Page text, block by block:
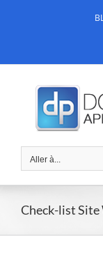
Aller à...
Check-list Site